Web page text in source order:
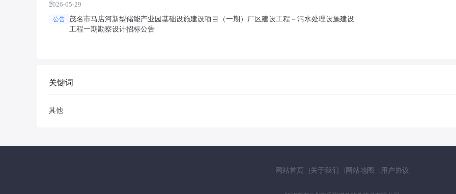
2026-05-29
公告
茂名市马店河新型储能产业园基础设施建设项目（一期）厂区建设工程－污水处理设施建设
工程一期勘察设计招标公告
关键词
其他
网站首页 关于我们 网站地图 用户协议